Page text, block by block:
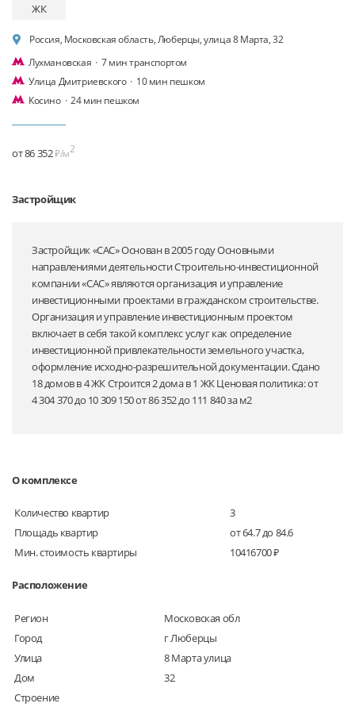
ЖК
Россия, Московская область, Люберцы, улица 8 Марта, 32
Лухмановская · 7 мин транспортом
Улица Дмитриевского · 10 мин пешком
Косино · 24 мин пешком
от 86 352₽/м2
Застройщик
Застройщик «САС» Основан в 2005 году Основными
направлениями деятельности Строительно-инвестиционной
компании «САС» являются организация и управление
инвестиционными проектами в гражданском строительстве.
Организация и управление инвестиционным проектом
включает в себя такой комплекс услуг как определение
инвестиционной привлекательности земельного участка,
оформление исходно-разрешительной документации. Сдано
18 домов в 4 ЖК Строится 2 дома в 1 ЖК Ценовая политика: от
4 304 370 до 10 309 150 от 86 352 до 111 840 за м2
О комплексе
Количество квартир
3
Площадь квартир
от 64.7 до 84.6
Мин. стоимость квартиры
10416700 ₽
Расположение
Регион
Московская обл
Город
г Люберцы
Улица
8 Марта улица
Дом
32
Строение